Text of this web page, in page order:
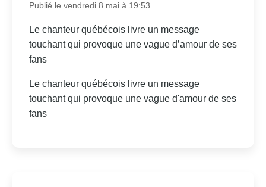
Publié le vendredi 8 mai à 19:53
Le chanteur québécois livre un message
touchant qui provoque une vague d’amour de ses
fans
Le chanteur québécois livre un message
touchant qui provoque une vague d'amour de ses
fans